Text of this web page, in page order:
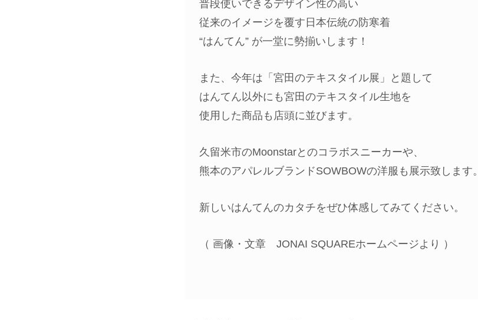
普段使いできるデザイン性の高い
従来のイメージを覆す日本伝統の防寒着
“はんてん” が一堂に勢揃いします！
また、今年は「宮田のテキスタイル展」と題して
はんてん以外にも宮田のテキスタイル生地を
使用した商品も店頭に並びます。
久留米市のMoonstarとのコラボスニーカーや、
熊本のアパレルブランドSOWBOWの洋服も展示致します。
新しいはんてんのカタチをぜひ体感してみてください。
（ 画像・文章 JONAI SQUAREホームページより ）